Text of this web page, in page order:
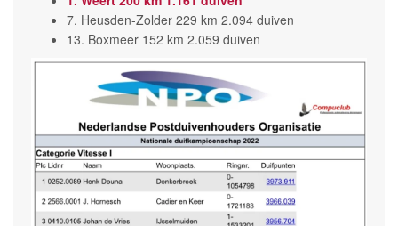
7. Heusden-Zolder 229 km 2.094 duiven
13. Boxmeer 152 km 2.059 duiven